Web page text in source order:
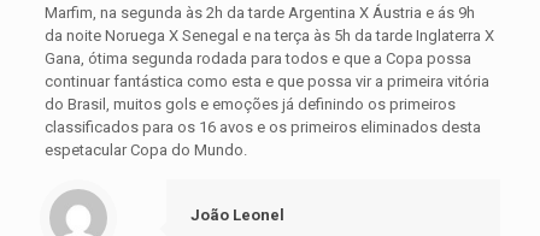
Marfim, na segunda às 2h da tarde Argentina X Áustria e ás 9h
da noite Noruega X Senegal e na terça às 5h da tarde Inglaterra X
Gana, ótima segunda rodada para todos e que a Copa possa
continuar fantástica como esta e que possa vir a primeira vitória
do Brasil, muitos gols e emoções já definindo os primeiros
classificados para os 16 avos e os primeiros eliminados desta
espetacular Copa do Mundo.
João Leonel